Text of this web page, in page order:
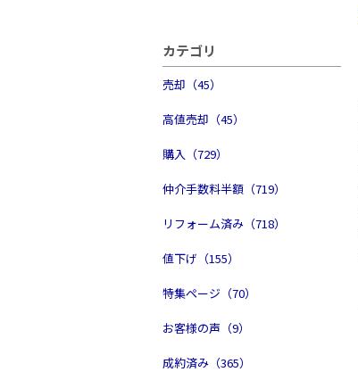
カテゴリ
売却（45）
高値売却（45）
購入（729）
仲介手数料半額（719）
リフォーム済み（718）
値下げ（155）
特集ページ（70）
お客様の声（9）
成約済み（365）